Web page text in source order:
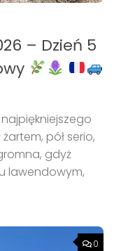
– Dzień 5
pół serio,
gdyż
lawendowym,
0